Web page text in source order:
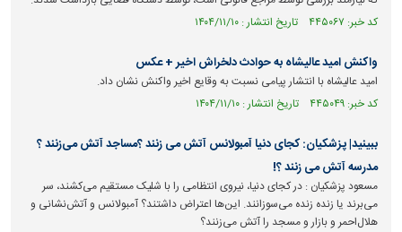
کد خبر: ۴۴۵۰۶۷ تاریخ انتشار : ۱۴۰۴/۱۱/۱۰
واکنش امید عالیشاه به حوادث دلخراش اخیر + عکس
امید عالیشاه با انتشار پیامی نسبت به وقایع اخیر واکنش نشان داد.
کد خبر: ۴۴۵۰۴۹ تاریخ انتشار : ۱۴۰۴/۱۱/۱۰
ببینید| پزشکیان: کجای دنیا آمبولانس آتش می زنند ؟مساجد آتش می‌زنند ؟
مدرسه آتش می زنند ؟!
مسعود پزشکیان : در کجای دنیا، نیروی انتظامی را با شلیک مستقیم می‌کشند، سر
می‌برند یا زنده زنده می‌سوزانند. این‌ها اعتراض داشتند؟ آمبولانس و آتش‌نشانی و
هلال‌احمر و بازار و مسجد را آتش می‌زنند؟